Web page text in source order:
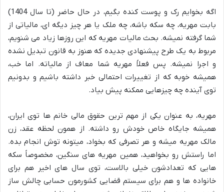
اگه بخوایم رک و پوست کنده بگیم، در حال حاضر (تا سال 1404)
بابت مهریه، چه سکه باشه، چه ملک یا هر چیز دیگه ای، مالیاتی از
شما گرفته نمیشه. بحث مالیات مهریه که این روزها زیاد می شنویم،
مربوط به یک طرح پیشنهادی جدیده که هنوز به قانون تبدیل نشده
و اجرا نمیشه. پس فعلاً مهریه شما معاف از مالیاته. اما خب،
همیشه خوبه که از تغییرات احتمالی خبر داشته باشیم و بدونیم
توی آینده چه چیزهایی ممکنه پیش بیاد.
مهریه، به عنوان یکی از مهم ترین حقوق مالی خانم ها توی ایران،
همیشه جایگاه خاص خودش رو داشته. از همون لحظه عقد، زن
مالک مهریه میشه و هر تصرفی که بخواد، میتونه توش انجام بده.
اما راستش رو بخواهید، همین مهریه های سنگین، مخصوصاً سکه
هایی که تعدادشون خیلی بالاست، توی سال های اخیر هم برای
خانواده ها و هم برای سیستم قضایی کشورمون حسابی چالش ساز